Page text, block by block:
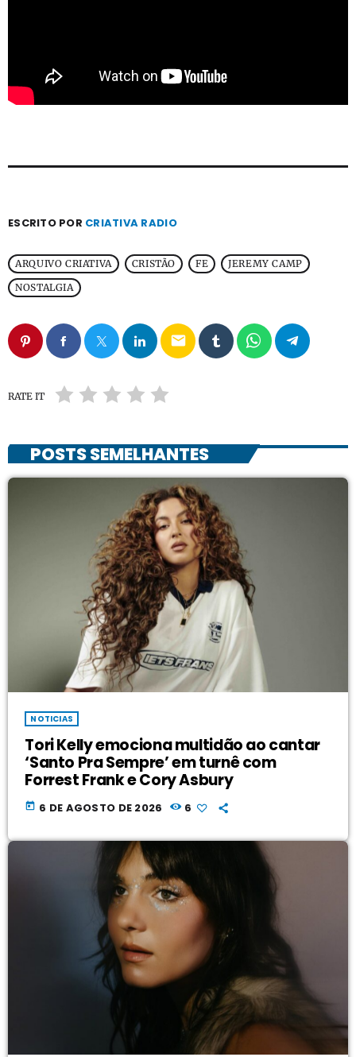
ESCRITO POR CRIATIVA RADIO
ARQUIVO CRIATIVA CRISTÃO FE
JEREMY CAMP
NOSTALGIA
email
RATE IT
POSTS SEMELHANTES
NOTICIAS
Tori Kelly emociona multidão ao cantar
‘Santo Pra Sempre’ em turnê com
Forrest Frank e Cory Asbury
today 6 DE AGOSTO DE 2026 6